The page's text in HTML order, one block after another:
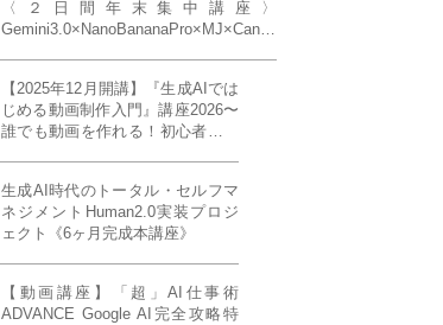
〈２日間年末集中講座〉
Gemini3.0×NanoBananaPro×MJ×Canva
【2025年12月開講】『生成AIでは
じめる動画制作入門』講座2026〜
誰でも動画を作れる！初心者から
生成AI時代のトータル・セルフマ
ネジメントHuman2.0実装プロジ
ェクト《6ヶ月完成本講座》
【動画講座】「超」AI仕事術
ADVANCE Google AI完全攻略特